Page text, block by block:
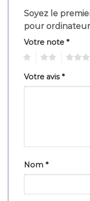
Soyez le
pour
Votre note *
Votre avis*
Nom *